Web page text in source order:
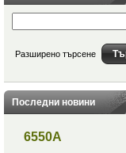
Разширено търсене
Последни новини
6550A